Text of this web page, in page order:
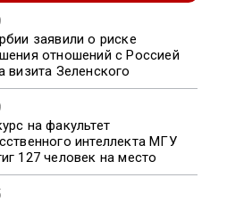
заявили о риске
отношений с Россией
визита Зеленского
на факультет
интеллекта МГУ
127 человек на место